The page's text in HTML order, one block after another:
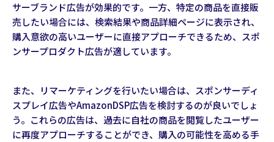
サーブランド広告が効果的です。一方、特定の商品を直接販
売したい場合には、検索結果や商品詳細ページに表示され、
購入意欲の高いユーザーに直接アプローチできるため、スポ
ンサープロダクト広告が適しています。
また、リマーケティングを行いたい場合は、スポンサーディ
スプレイ広告やAmazonDSP広告を検討するのが良いでしょ
う。これらの広告は、過去に自社の商品を閲覧したユーザー
に再度アプローチすることができ、購入の可能性を高める手